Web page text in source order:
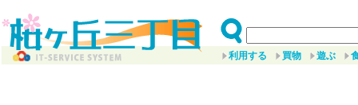
利用する 買物 遊ぶ